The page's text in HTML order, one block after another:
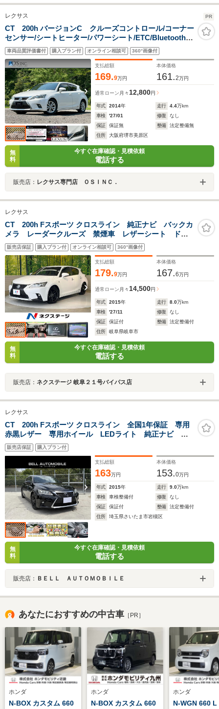
レクサス PR
CT 200h バージョンC クルーズコントロール/コーナー
センサー/シートヒーター/パワーシート/ETC/Bluetooth/
バックカメラ/フルセグTV/純正ナビ/プッシュスタート/電
動格納ミラー/USB接続/LEDヘッドライト
車両品質評価書付 購入プラン付 オンライン相談可 360°画像付
支払総額
169.9万円
本体価格
161.2万円
通常ローン 月々12,800円
年式 2014年 走行 4.4万km
車検
'27/01 修復
なし
保証
保証無 整備
法定整備無
住所
大阪府堺市美原区
無
料
今すぐ在庫確認・見積依頼
電話する
販売店： レクサス専門店 ＯＳＩＮＣ．
レクサス
CT 200h Fスポーツ クロスライン 純正ナビ バックカ
メラ レーダークルーズ 禁煙車 レザーシート ドラ
レコ コーナーセンサー スマートキー LEDヘッド
ビルトインETC 18インチアルミ オートライト デュ
アルエアコン
販売店保証 購入プラン付 オンライン相談可 360°画像付
支払総額
179.9万円
本体価格
167.6万円
通常ローン 月々 14,500円
年式 2015年 走行 8.0万km
車検
'27/11 修復
なし
保証
保証付 整備
法定整備付
住所
岐阜県岐阜市
無
料
今すぐ在庫確認・見積依頼
電話する
販売店： ネクステージ 岐阜２１号バイパス店
レクサス
CT 200h Fスポーツ クロスライン 全国1年保証 専用
赤黒レザー 専用ホイール LEDライト 純正ナビ バ
ックカメラ
販売店保証 購入プラン付
支払総額
163万円
本体価格
153.0万円
年式 2015年 走行 9.0万km
車検
車検整備付 修復
なし
保証
保証付 整備
法定整備付
住所
埼玉県さいたま市岩槻区
無
料
今すぐ在庫確認・見積依頼
電話する
販売店： ＢＥＬＬ ＡＵＴＯＭＯＢＩＬＥ
あなたにおすすめの中古車 ［PR］
ホンダ
N-BOX カスタム 660
ホンダ
N-BOX カスタム 660
ホンダ
N-WGN 660 L